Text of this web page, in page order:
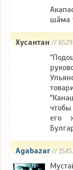
шăма
Хусантан//
его
Agabazar//